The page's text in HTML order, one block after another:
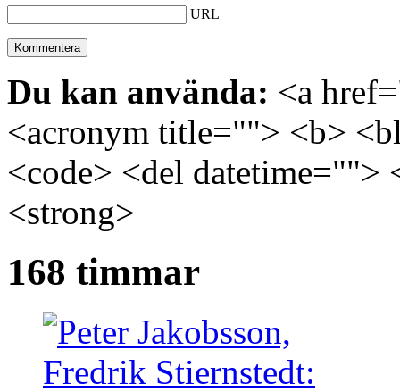
URL
Du kan använda: <a
<acronym title=""> <b>
<code> <del
<strong>
168 timmar